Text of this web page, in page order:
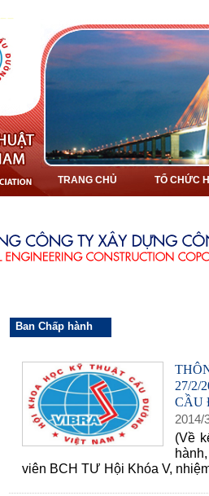
TRANG CHỦ TỔ CHỨC
Ban Chấp hành
27/2/
CẦU
2014/
(Về
viên BCH TƯ Hội Khóa V,